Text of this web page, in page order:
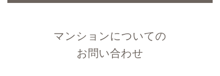
マンションについての
お問い合わせ